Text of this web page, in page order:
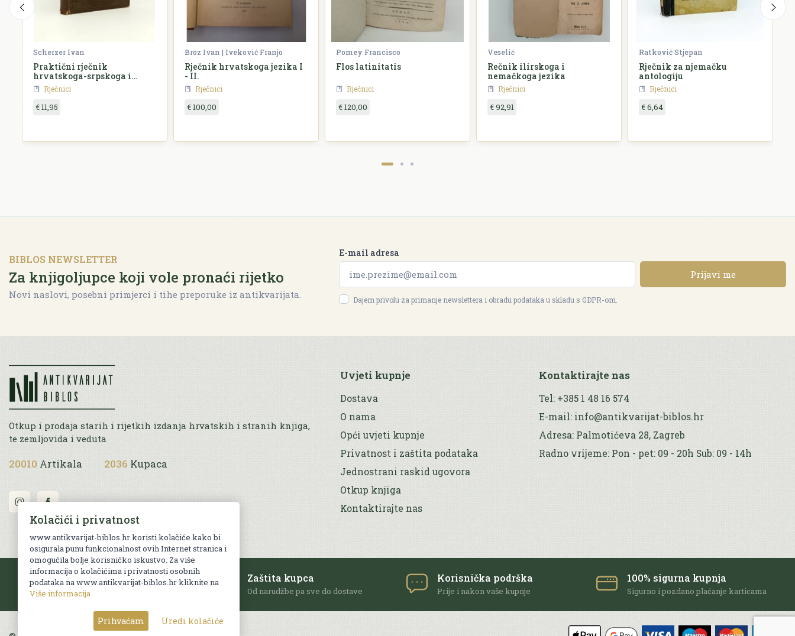
Scherzer Ivan
Praktični rječnik
hrvatskoga-srpskoga i
njemačkoga jezika
Rječnici
€ 11,95
Broz Ivan | Iveković Franjo
Rječnik hrvatskoga jezika I
- II.
Rječnici
€ 100,00
Pomey Francisco
Flos latinitatis
Rječnici
€ 120,00
Veselić
Rečnik ilirskoga i
nemačkoga jezika
Rječnici
€ 92,91
Ratković Stjepan
Rječnik za njemačku
antologiju
Rječnici
€ 6,64
BIBLOS NEWSLETTER
Za knjigoljupce koji vole pronaći rijetko
Novi naslovi, posebni primjerci i tihe preporuke iz antikvarijata.
E-mail adresa
Prijavi me
Dajem privolu za primanje newslettera i obradu podataka u skladu s GDPR-om.
Otkup i prodaja starih i rijetkih izdanja hrvatskih i stranih knjiga,
te zemljovida i veduta
20010 Artikala 2036 Kupaca
Uvjeti kupnje
Dostava
O nama
Opći uvjeti kupnje
Privatnost i zaštita podataka
Jednostrani raskid ugovora
Otkup knjiga
Kontaktirajte nas
Kontaktirajte nas
Tel: +385 1 48 16 574
E-mail: info@antikvarijat-biblos.hr
Adresa: Palmotićeva 28, Zagreb
Radno vrijeme: Pon - pet: 09 - 20h Sub: 09 - 14h
Besplatna dostava
Za sve narudžbe u RH iznad 70 EUR.
Zaštita kupca
Od narudžbe pa sve do dostave
Korisnička podrška
Prije i nakon vaše kupnje
100% sigurna kupnja
Sigurno i pozdano plaćanje karticama
Kolačići i privatnost
www.antikvarijat-biblos.hr koristi kolačiće kako bi
osigurala punu funkcionalnost ovih Internet stranica i
omogućila bolje korisničko iskustvo. Za više
informacija o kolačićima i privatnosti osobnih
podataka na www.antikvarijat-biblos.hr kliknite na
Više informacija
Prihvaćam Uredi kolačiće